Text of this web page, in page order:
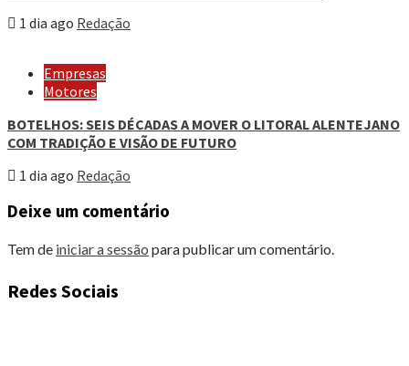
1 dia ago Redação
Empresas
Motores
BOTELHOS: SEIS DÉCADAS A MOVER O LITORAL ALENTEJANO
COM TRADIÇÃO E VISÃO DE FUTURO
1 dia ago Redação
Deixe um comentário
Tem de iniciar a sessão para publicar um comentário.
Redes Sociais